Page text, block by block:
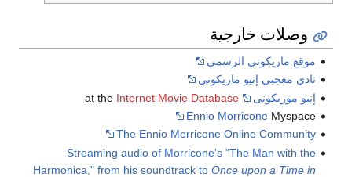
وصلات خارجية
موقع ماريكوني الرسمي
نادي معجبي إنيو ماريكوني
إنيو موريكونى
at the
Internet Movie Database
Ennio MorriconeMyspace
The Ennio Morricone Online Community
Streaming audio of Morricone's "The Man with the
Harmonica," from his soundtrack toOnce upon a Time in